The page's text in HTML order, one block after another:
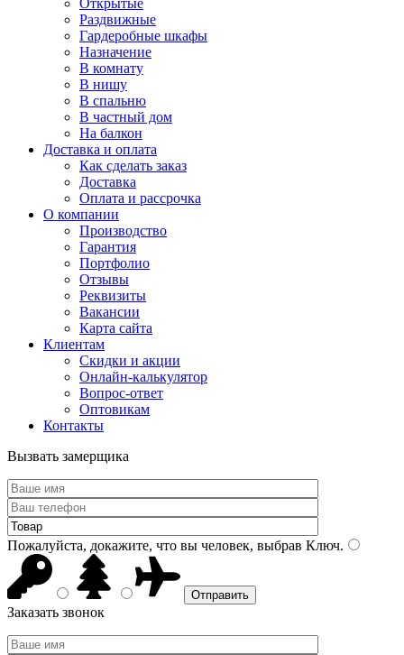
Открытые
Раздвижные
Гардеробные шкафы
Назначение
В комнату
В нишу
В спальню
В частный дом
На балкон
Доставка и оплата
Как сделать заказ
Доставка
Оплата и рассрочка
О компании
Производство
Гарантия
Портфолио
Отзывы
Реквизиты
Вакансии
Карта сайта
Клиентам
Скидки и акции
Онлайн-калькулятор
Вопрос-ответ
Оптовикам
Контакты
Вызвать замерщика
Пожалуйста, докажите, что вы человек, выбрав Ключ.
Заказать звонок